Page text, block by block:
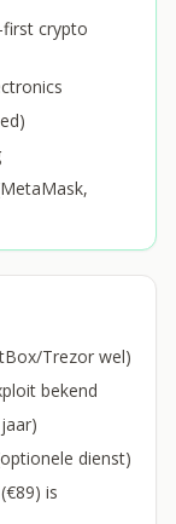
crypto
Trezor wel)
bekend
dienst)
is